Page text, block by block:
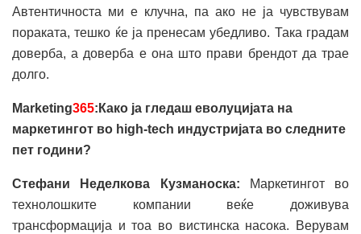
Автентичноста ми е клучна, па ако не ја чувствувам
пораката, тешко ќе ја пренесам убедливо. Така градам
доверба, а доверба е она што прави брендот да трае
долго.
Marketing365:Како ја гледаш еволуцијата на
маркетингот во high-tech индустријата во следните
пет години?
Стефани Неделкова Кузманоска:
Маркетингот во
технолошките компании веќе доживува
трансформација и тоа во вистинска насока. Верувам